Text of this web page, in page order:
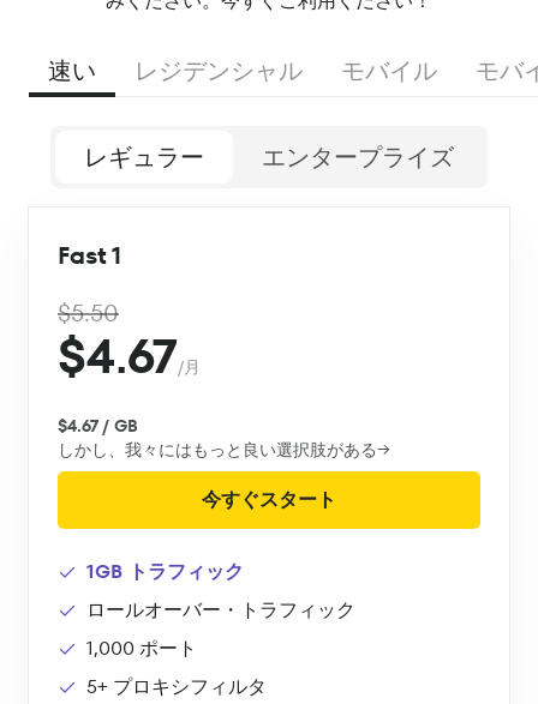
速い レジデンシャル モバイル モバ
レギュラー エンタープライズ
Fast 1
$5.50
$4.67/月
$4.67 / GB
しかし、我々にはもっと良い選択肢がある→
今すぐスタート
1GB トラフィック
ロールオーバー・トラフィック
1,000 ポート
5+ プロキシフィルタ